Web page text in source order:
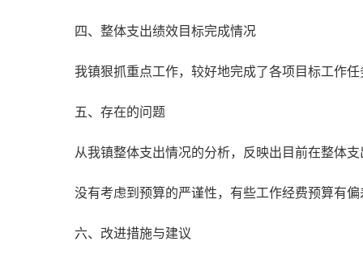
四、整体支出绩效目标完成情况
我镇狠抓重点工作，较好地完成了各项目标工作
五、存在的问题
从我镇整体支出情况的分析，反映出目前在整体
没有考虑到预算的严谨性，有些工作经费预算有
六、改进措施与建议